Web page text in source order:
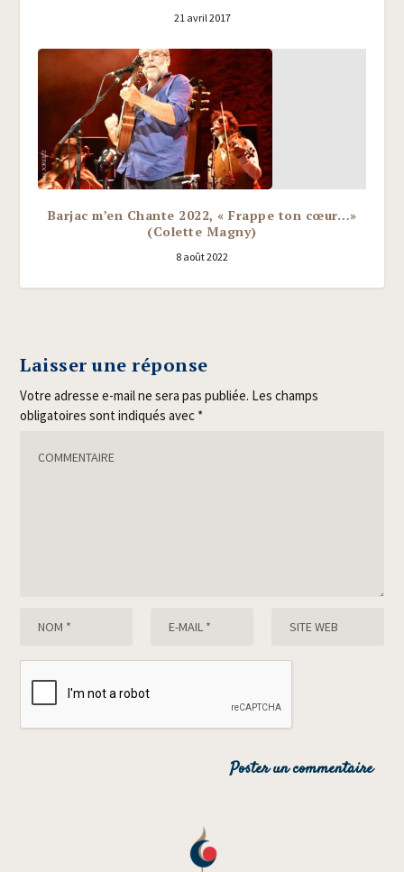
21 avril 2017
Barjac m’en Chante 2022, « Frappe ton cœur…»
(Colette Magny)
8 août 2022
Laisser une réponse
Votre adresse e-mail ne sera pas publiée. Les champs
obligatoires sont indiqués avec *